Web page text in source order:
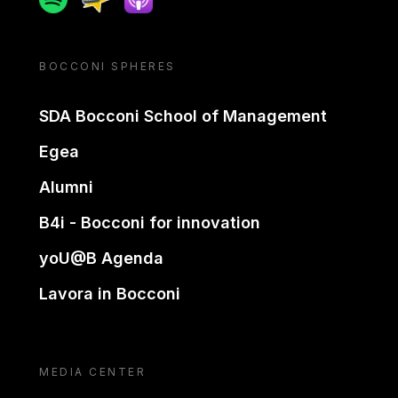
BOCCONI SPHERES
SDA Bocconi School of Management
Egea
Alumni
B4i - Bocconi for innovation
yoU@B Agenda
Lavora in Bocconi
MEDIA CENTER